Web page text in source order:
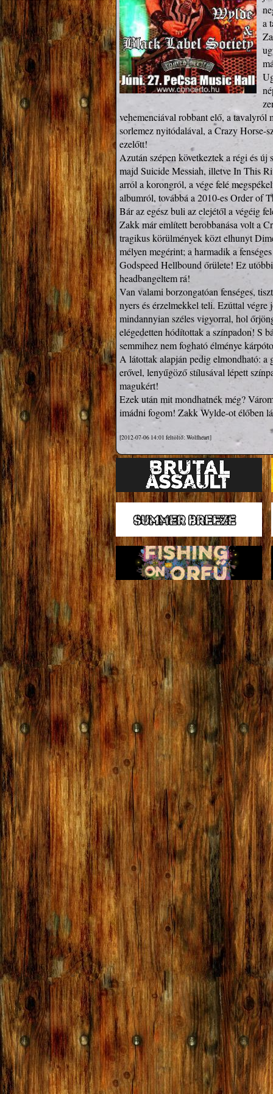
a
vehemenciával robbant elő, a tavalyról
sorlemez nyitódalával, a Crazy Horse-
ezelőtt!
Azután szépen következtek a régi és új
majd Suicide Messiah, illetve In This
arról a korongról, a vége felé
albumról, továbbá a 2010-es Order of
Bár az egész buli az elejétől a végéig
Zakk már említett berobbanása volt a
tragikus körülmények közt elhunyt
mélyen megérint; a harmadik a
Godspeed Hellbound őrülete! Ez
headbangeltem rá!
Van valami borzongatóan fenséges,
nyers és érzelmekkel teli. Ezúttal végre
mindannyian széles vigyorral, hol
elégedetten hódítottak a színpadon! S
semmihez nem fogható élménye
A látottak alapján pedig elmondható: a
erővel, lenyűgöző stílusával lépett
magukért!
Ezek után mit mondhatnék még?
[2012-07-06 14:01 feltöltő: Wolfheart]